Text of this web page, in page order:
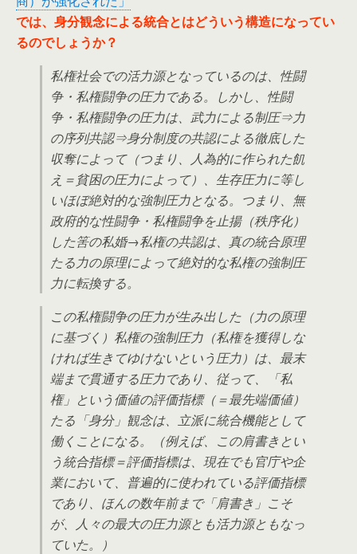
では、身分観念による統合とはどういう構造になってい
るのでしょうか？
私権社会での活力源となっているのは、性闘
争・私権闘争の圧力である。しかし、性闘
争・私権闘争の圧力は、武力による制圧⇒力
の序列共認⇒身分制度の共認による徹底した
収奪によって（つまり、人為的に作られた飢
え＝貧困の圧力によって）、生存圧力に等し
いほぼ絶対的な強制圧力となる。つまり、無
政府的な性闘争・私権闘争を止揚（秩序化）
した筈の私婚→私権の共認は、真の統合原理
たる力の原理によって絶対的な私権の強制圧
力に転換する。
この私権闘争の圧力が生み出した（力の原理
に基づく）私権の強制圧力（私権を獲得しな
ければ生きてゆけないという圧力）は、最末
端まで貫通する圧力であり、従って、「私
権」という価値の評価指標（＝最先端価値）
たる「身分」観念は、立派に統合機能として
働くことになる。（例えば、この肩書きとい
う統合指標＝評価指標は、現在でも官庁や企
業において、普遍的に使われている評価指標
であり、ほんの数年前まで「肩書き」こそ
が、人々の最大の圧力源とも活力源ともなっ
ていた。）